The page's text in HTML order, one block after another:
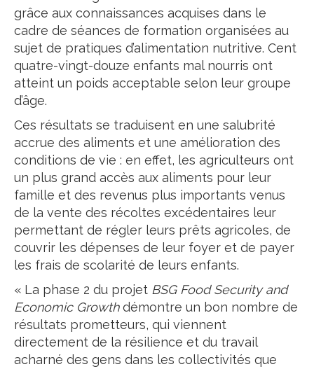
grâce aux connaissances acquises dans le
cadre de séances de formation organisées au
sujet de pratiques d’alimentation nutritive. Cent
quatre-vingt-douze enfants mal nourris ont
atteint un poids acceptable selon leur groupe
d’âge.
Ces résultats se traduisent en une salubrité
accrue des aliments et une amélioration des
conditions de vie : en effet, les agriculteurs ont
un plus grand accès aux aliments pour leur
famille et des revenus plus importants venus
de la vente des récoltes excédentaires leur
permettant de régler leurs prêts agricoles, de
couvrir les dépenses de leur foyer et de payer
les frais de scolarité de leurs enfants.
« La phase 2 du projet BSG Food Security and
Economic Growthdémontre un bon nombre de
résultats prometteurs, qui viennent
directement de la résilience et du travail
acharné des gens dans les collectivités que